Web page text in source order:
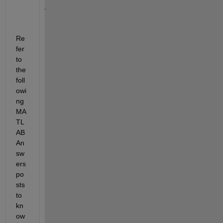
Re
fer
to
the
foll
owi
ng
MA
TL
AB
An
sw
ers
po
sts
to
kn
ow